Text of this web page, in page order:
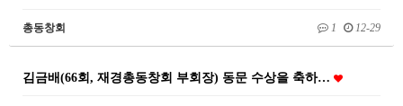
총동창회 1 12-29
김금배(66회, 재경총동창회 부회장) 동문 수상을 축하…